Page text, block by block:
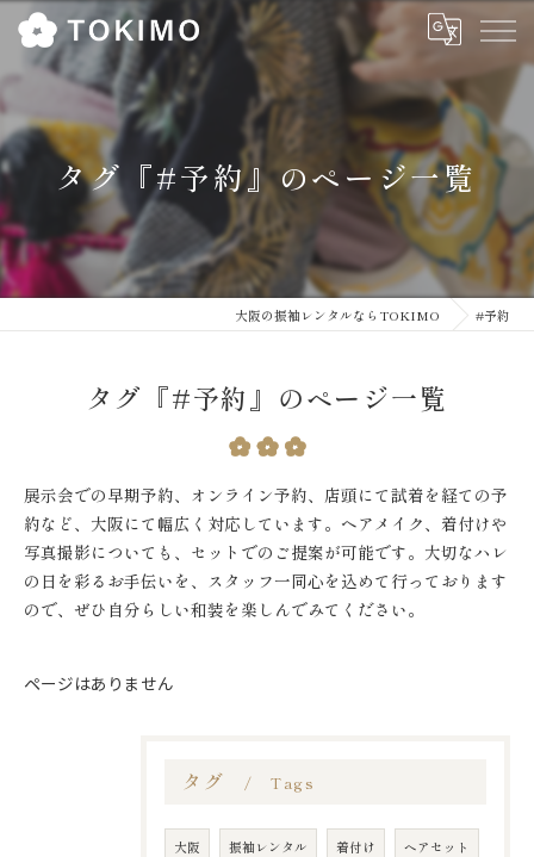
タグ『#予約』のページ一覧
大阪の振袖レンタルならTOKIMO #予約
タグ『#予約』のページ一覧
展示会での早期予約、オンライン予約、店頭にて試着を経ての予
約など、大阪にて幅広く対応しています。ヘアメイク、着付けや
写真撮影についても、セットでのご提案が可能です。大切なハレ
の日を彩るお手伝いを、スタッフ一同心を込めて行っております
ので、ぜひ自分らしい和装を楽しんでみてください。
ページはありません
タグ Tags
大阪 振袖レンタル 着付け ヘアセット